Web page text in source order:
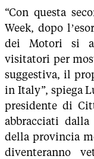
“Con questa
Week, dopo
dei Motori si
visitatori per
suggestiva, il
in Italy”, spiega
presidente di
abbracciati
della provincia
diventeranno